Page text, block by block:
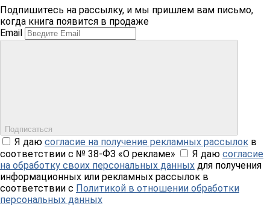
Подпишитесь на рассылку, и мы пришлем вам письмо,
когда книга появится в продаже
Email
Подписаться
Я даю согласие на получение рекламных рассылок в
соответствии с № 38-ФЗ «О рекламе»
Я даю согласие
на обработку своих персональных данных для получения
информационных или рекламных рассылок в
соответствии с Политикой в отношении обработки
персональных данных